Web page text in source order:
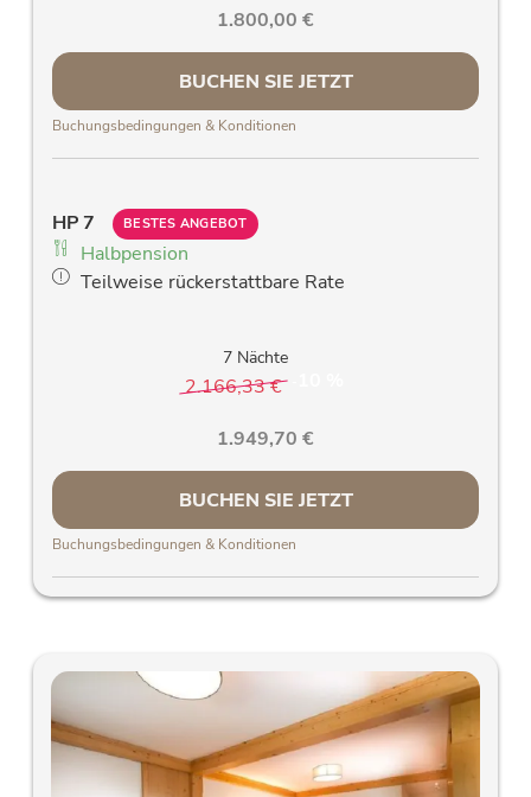
Panoramafenster & Balkon mit traumhaften
Blick auf die Rauriser Bergwelt
Zimmersafe
Telefon
Kostenloses W-Lan
stillvolle Massivholzmöbel
Verdunkelungsvorhänge
Bequemer Schreibtisch
1.800,00 €
BUCHEN SIE JETZT
Buchungsbedingungen & Konditionen
HP 7 BESTES ANGEBOT
Halbpension
Teilweise rückerstattbare Rate
7 Nächte
2.166,33 €
1.949,70 €
BUCHEN SIE JETZT
Buchungsbedingungen & Konditionen